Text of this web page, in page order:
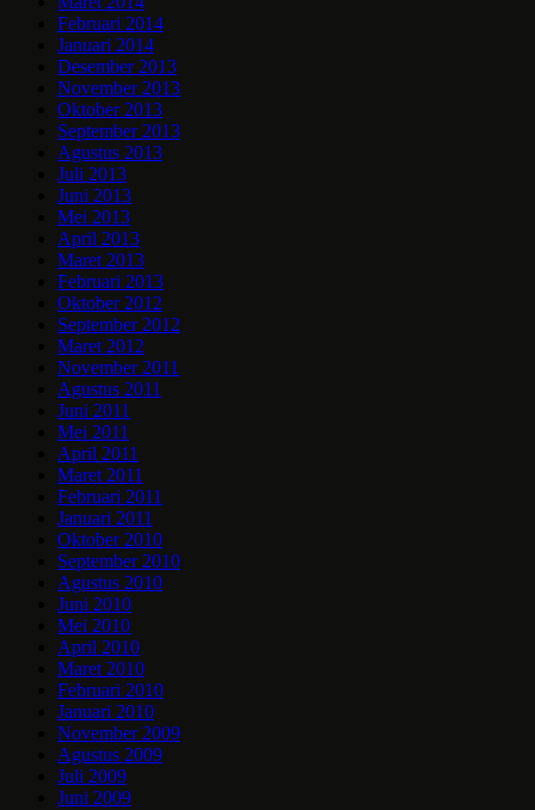
Februari 2014
Januari 2014
Desember 2013
November 2013
Oktober 2013
September 2013
Agustus 2013
Juli 2013
Juni 2013
Mei 2013
April 2013
Maret 2013
Februari 2013
Oktober 2012
September 2012
Maret 2012
November 2011
Agustus 2011
Juni 2011
Mei 2011
April 2011
Maret 2011
Februari 2011
Januari 2011
Oktober 2010
September 2010
Agustus 2010
Juni 2010
Mei 2010
April 2010
Maret 2010
Februari 2010
Januari 2010
November 2009
Agustus 2009
Juli 2009
Juni 2009